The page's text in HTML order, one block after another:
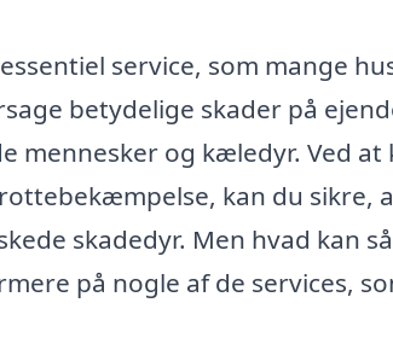
service, som mange
betydelige skader på
mennesker og kæledyr. Ved
kan du sikre,
skadedyr. Men hvad kan
på nogle af de services,